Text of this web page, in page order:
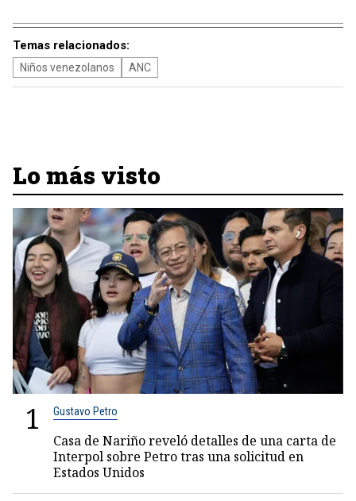
Temas relacionados:
Niños venezolanos ANC
Lo más visto
1 Gustavo Petro
Casa de Nariño reveló detalles de una carta de
Interpol sobre Petro tras una solicitud en
Estados Unidos